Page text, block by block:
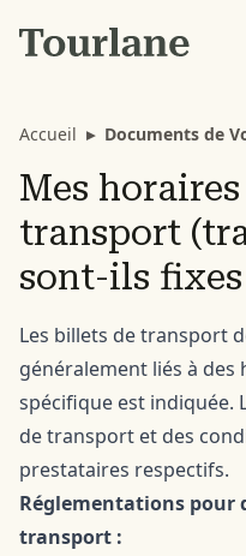
Accueil ▸ Documents de
Mes
transport
sont-ils
Les billets de transport
généralement liés à
spécifique est indiquée.
de transport et des
prestataires respectifs.
Réglementations pour
transport :